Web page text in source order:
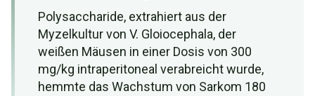
Polysaccharide, extrahiert aus der
Myzelkultur von V. Gloiocephala, der
weißen Mäusen in einer Dosis von 300
mg/kg intraperitoneal verabreicht wurde,
hemmte das Wachstum von Sarkom 180